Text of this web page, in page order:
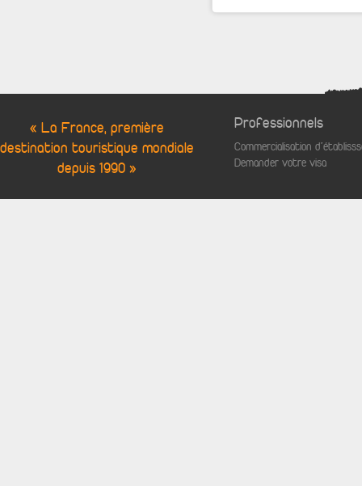
« La France, première
destination touristique mondiale
depuis 1990 »
Professionnels
Commercialisation
Demander votre visa